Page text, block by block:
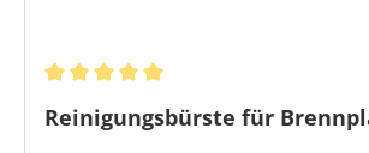
Reinigungsbürste für